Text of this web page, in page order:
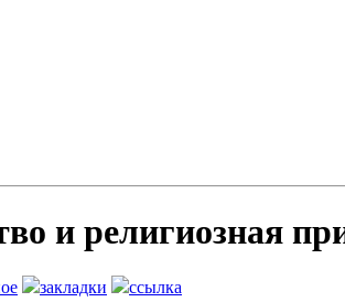
и религиозная
закладки
ссылка